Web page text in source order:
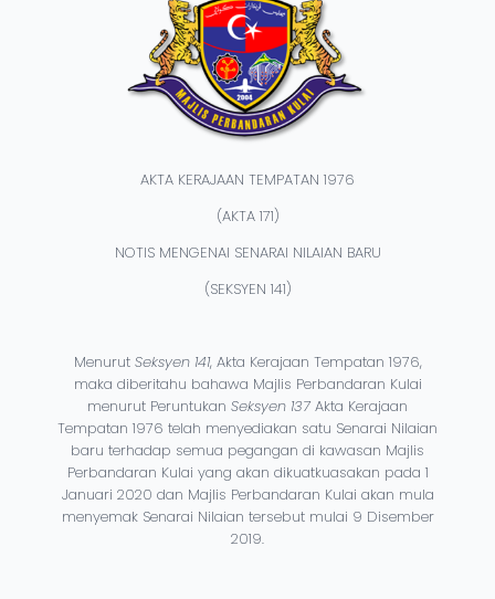
AKTA KERAJAAN TEMPATAN 1976
(AKTA 171)
NOTIS MENGENAI SENARAI NILAIAN BARU
(SEKSYEN 141)
Menurut Seksyen 141, Akta Kerajaan Tempatan 1976,
maka diberitahu bahawa Majlis Perbandaran Kulai
menurut Peruntukan Seksyen 137 Akta Kerajaan
Tempatan 1976 telah menyediakan satu Senarai Nilaian
baru terhadap semua pegangan di kawasan Majlis
Perbandaran Kulai yang akan dikuatkuasakan pada 1
Januari 2020 dan Majlis Perbandaran Kulai akan mula
menyemak Senarai Nilaian tersebut mulai 9 Disember
2019.